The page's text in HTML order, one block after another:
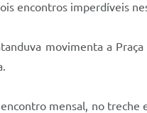
encontros imperdíveis
movimenta a
mensal, no